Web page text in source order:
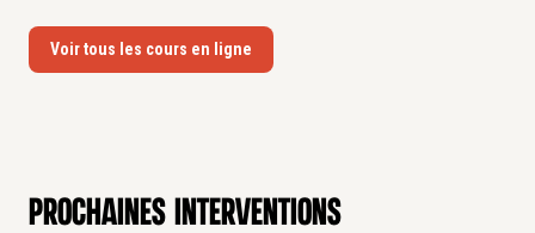
Voir tous les cours en ligne
Prochaines interventions